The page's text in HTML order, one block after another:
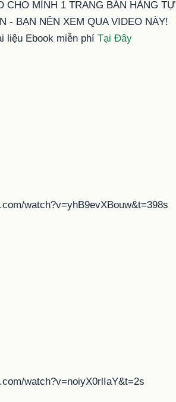
CHO MÌNH 1 TRANG BÁN HÀNG TỰ
- BẠN NÊN XEM QUA VIDEO NÀY!
liệu Ebook miễn phí Tại Đây
watch?v=yhB9evXBouw&t=398s
watch?v=noiyX0rlIaY&t=2s